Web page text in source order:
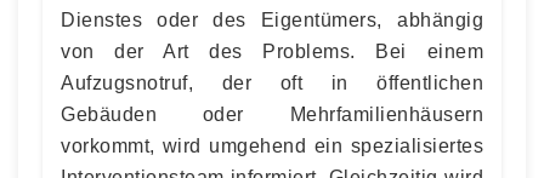
Dienstes oder des Eigentümers, abhängig
von der Art des Problems. Bei einem
Aufzugsnotruf, der oft in öffentlichen
Gebäuden oder Mehrfamilienhäusern
vorkommt, wird umgehend ein spezialisiertes